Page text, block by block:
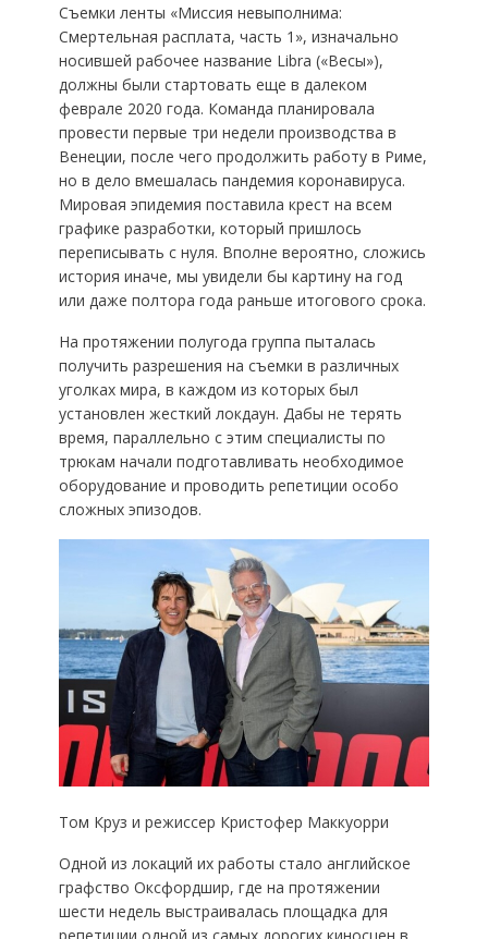
Съемки ленты «Миссия невыполнима:
Смертельная расплата, часть 1», изначально
носившей рабочее название Libra («Весы»),
должны были стартовать еще в далеком
феврале 2020 года. Команда планировала
провести первые три недели производства в
Венеции, после чего продолжить работу в Риме,
но в дело вмешалась пандемия коронавируса.
Мировая эпидемия поставила крест на всем
графике разработки, который пришлось
переписывать с нуля. Вполне вероятно, сложись
история иначе, мы увидели бы картину на год
или даже полтора года раньше итогового срока.
На протяжении полугода группа пыталась
получить разрешения на съемки в различных
уголках мира, в каждом из которых был
установлен жесткий локдаун. Дабы не терять
время, параллельно с этим специалисты по
трюкам начали подготавливать необходимое
оборудование и проводить репетиции особо
сложных эпизодов.
Том Круз и режиссер Кристофер Маккуорри
Одной из локаций их работы стало английское
графство Оксфордшир, где на протяжении
шести недель выстраивалась площадка для
репетиции одной из самых дорогих киносцен в